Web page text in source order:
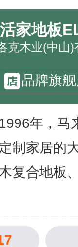
家地板
克木业(中山)
品牌旗
年，马
制家居的
复合地板